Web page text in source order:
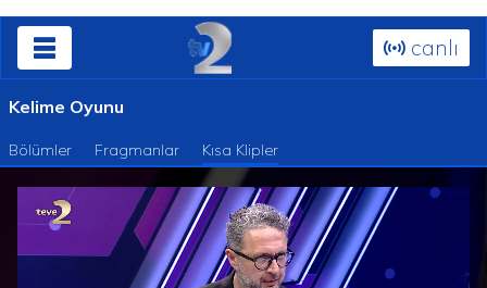
canlı
Kelime Oyunu
Bölümler Fragmanlar Kısa Klipler